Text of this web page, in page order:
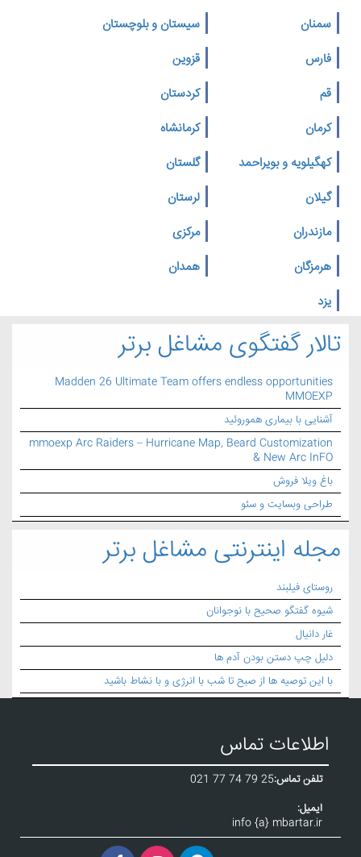
سمنان
سیستان و بلوچستان
فارس
قزوین
قم
کردستان
کرمان
کرمانشاه
کهگیلویه و بویراحمد
گلستان
گیلان
لرستان
مازندران
مرکزی
هرمزگان
همدان
یزد
تالار گفتگوی مشاغل برتر
Madden 26 Ultimate Team offers endless opportunities
MMOEXP
آشنایی با بیماری هموروئید
mmoexp Arc Raiders – Hurricane Map, Beard Customization
& New Arc InFO
باغ ویلا فروش
طراحی وبسایت و سئو
مجله اینترنتی مشاغل برتر
روستای فیلبند
شیوه گفتگو صحیح با نوجوانان
غار دانیال
دلیل چپ دستن بودن آدم ها
با این توصیه ها از صبح تا شب با انرژی و با نشاط باشید
اطلاعات تماس
تلفن تماس:021 77 74 79 25
ایمیل:
info {a} mbartar.ir